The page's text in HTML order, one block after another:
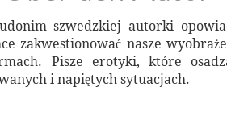
szwedzkiej autorki
zakwestionować nasze
Pisze erotyki, które
i napiętych sytuacjach.